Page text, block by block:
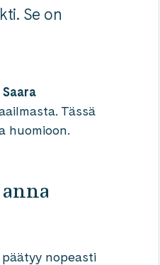
Se on
Saara
Tässä
huomioon.
nopeasti